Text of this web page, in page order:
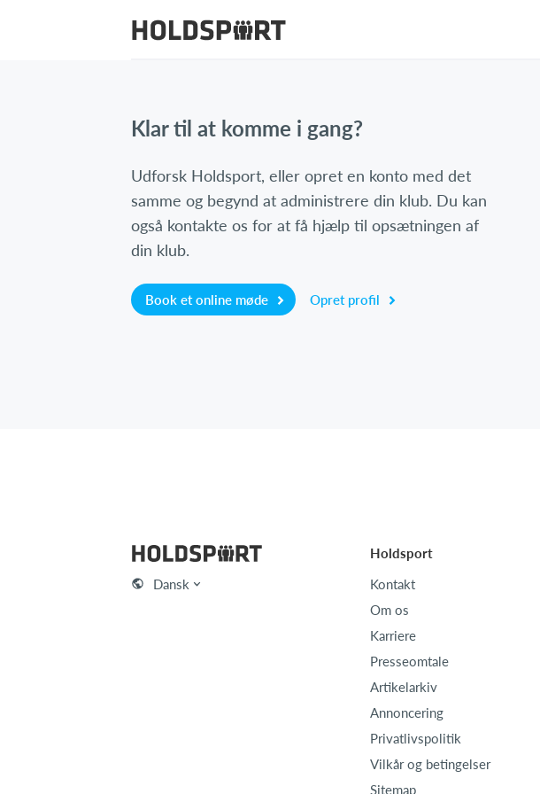
Klar til at komme i gang?
Udforsk Holdsport, eller opret en konto med det
samme og begynd at administrere din klub. Du kan
også kontakte os for at få hjælp til opsætningen af
din klub.
Book et online møde Opret profil
Dansk
Holdsport
Kontakt
Om os
Karriere
Presseomtale
Artikelarkiv
Annoncering
Privatlivspolitik
Vilkår og betingelser
Sitemap